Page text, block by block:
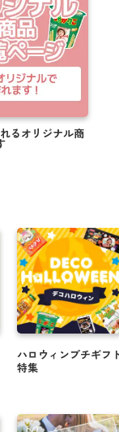
るオリジナル商
ハロウィンプチギフ
特集